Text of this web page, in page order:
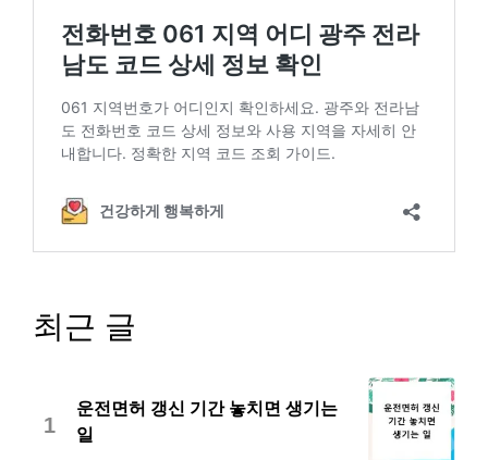
최근 글
1
운전면허 갱신 기간 놓치면 생기는
일